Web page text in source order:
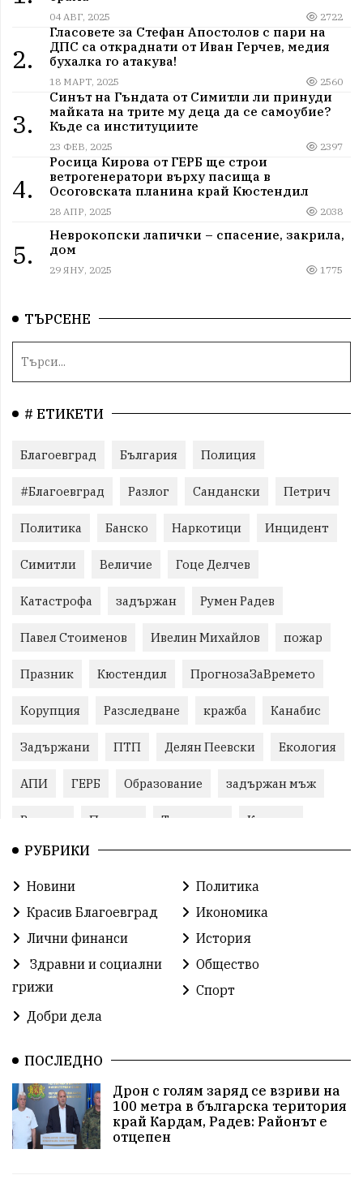
04 АВГ, 2025 2722
2.
Гласовете за Стефан Апостолов с пари на
ДПС са откраднати от Иван Герчев, медия
бухалка го атакува!
18 МАРТ, 2025 2560
3.
Синът на Гъндата от Симитли ли принуди
майката на трите му деца да се самоубие?
Къде са институциите
23 ФЕВ, 2025 2397
4.
Росица Кирова от ГЕРБ ще строи
ветрогенератори върху пасища в
Осоговската планина край Кюстендил
28 АПР, 2025 2038
5.
Неврокопски лапички – спасение, закрила,
дом
29 ЯНУ, 2025 1775
ТЪРСЕНЕ
# ЕТИКЕТИ
Благоевград България Полиция
#Благоевград Разлог Сандански Петрич
Политика Банско Наркотици Инцидент
Симитли Величие Гоце Делчев
Катастрофа задържан Румен Радев
Павел Стоименов Ивелин Михайлов пожар
Празник Кюстендил ПрогнозаЗаВремето
Корупция Разследване кражба Канабис
Задържани ПТП Делян Пеевски Екология
АПИ ГЕРБ Образование задържан мъж
Ремонт Пожари Традиции Култура
Илияна Йотова
Прокуратура Бойко Борисов
Методи Байкушев
Министерски съвет Избори Икономика
#Земеделие Красива България АМ Струма
Белица РСПБЗН
РУБРИКИ
Новини
Политика
Красив Благоевград
Икономика
Лични финанси
История
Здравни и социални
грижи
Общество
Спорт
Добри дела
ПОСЛЕДНО
Дрон с голям заряд се взриви на
100 метра в българска територия
край Кардам, Радев: Районът е
отцепен